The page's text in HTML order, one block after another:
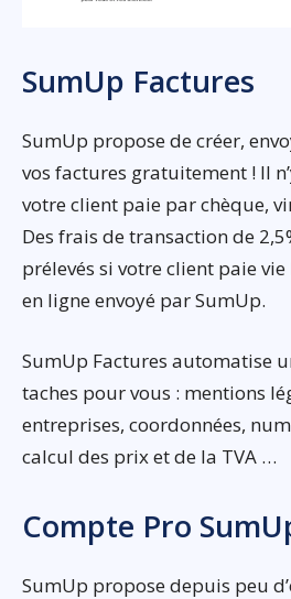
SumUp Factures
SumUp propose de créer,
vos factures gratuitement ! Il
votre client paie par chèque,
Des frais de transaction de
prélevés si votre client paie
en ligne envoyé par SumUp.
SumUp Factures automatise
taches pour vous : mentions
entreprises, coordonnées,
calcul des prix et de la TVA …
Compte Pro
SumUp propose depuis peu